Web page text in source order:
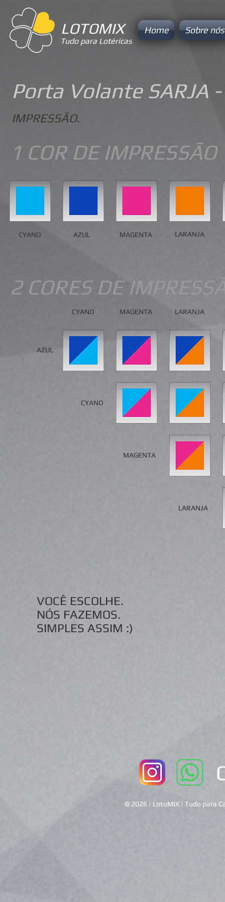
LOTOMIX
Tudo para Lotéricas
Home Sobre nós
Porta Volante SARJA
IMPRESSÃO.
1 COR DE IMPRESSÃO
CYANO AZUL MAGENTA LARANJA
2 CORES DE
CYANO
AZUL
MAGENTA LARANJA
CYANO
MAGENTA
LARANJA
VOCÊ ESCOLHE.
NÓS FAZEMOS.
SIMPLES ASSIM :)
© 2026 | LotoMIX | Tudo para